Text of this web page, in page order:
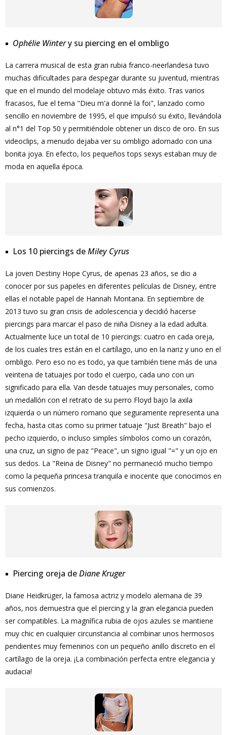
Ophélie Wintery su piercing en el ombligo
La carrera musical de esta gran rubia franco-neerlandesa tuvo
muchas dificultades para despegar durante su juventud, mientras
que en el mundo del modelaje obtuvo más éxito. Tras varios
fracasos, fue el tema "Dieu m'a donné la foi", lanzado como
sencillo en noviembre de 1995, el que impulsó su éxito, llevándola
al n°1 del Top 50 y permitiéndole obtener un disco de oro. En sus
videoclips, a menudo dejaba ver su ombligo adornado con una
bonita joya. En efecto, los pequeños tops sexys estaban muy de
moda en aquella época.
Los 10 piercings deMiley Cyrus
La joven Destiny Hope Cyrus, de apenas 23 años, se dio a
conocer por sus papeles en diferentes películas de Disney, entre
ellas el notable papel de Hannah Montana. En septiembre de
2013 tuvo su gran crisis de adolescencia y decidió hacerse
piercings para marcar el paso de niña Disney a la edad adulta.
Actualmente luce un total de 10 piercings: cuatro en cada oreja,
de los cuales tres están en el cartílago, uno en la nariz y uno en el
ombligo. Pero eso no es todo, ya que también tiene más de una
veintena de tatuajes por todo el cuerpo, cada uno con un
significado para ella. Van desde tatuajes muy personales, como
un medallón con el retrato de su perro Floyd bajo la axila
izquierda o un número romano que seguramente representa una
fecha, hasta citas como su primer tatuaje "Just Breath" bajo el
pecho izquierdo, o incluso simples símbolos como un corazón,
una cruz, un signo de paz "Peace", un signo igual "=" y un ojo en
sus dedos. La "Reina de Disney" no permaneció mucho tiempo
como la pequeña princesa tranquila e inocente que conocimos en
sus comienzos.
Piercing oreja deDiane Kruger
Diane Heidkrüger, la famosa actriz y modelo alemana de 39
años, nos demuestra que el piercing y la gran elegancia pueden
ser compatibles. La magnífica rubia de ojos azules se mantiene
muy chic en cualquier circunstancia al combinar unos hermosos
pendientes muy femeninos con un pequeño anillo discreto en el
cartílago de la oreja. ¡La combinación perfecta entre elegancia y
audacia!